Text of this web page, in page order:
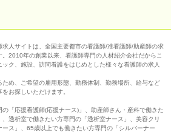
人サイトは、全国主要都市の看護師/准看護師/助産師の求
。2010年の創業以来、看護師専門の人材紹介会社だからこ
ク、施設、訪問看護をはじめとした様々な看護師の求人
め、ご希望の雇用形態、勤務体制、勤務場所、給与など
お探しいただけます。
「応援看護師(応援ナース)」、助産師さん・産科で働きた
透析室で働きたい方専門の「透析室ナース」、美容クリ
ス」、65歳以上でも働きたい方専門の「シルバーナー